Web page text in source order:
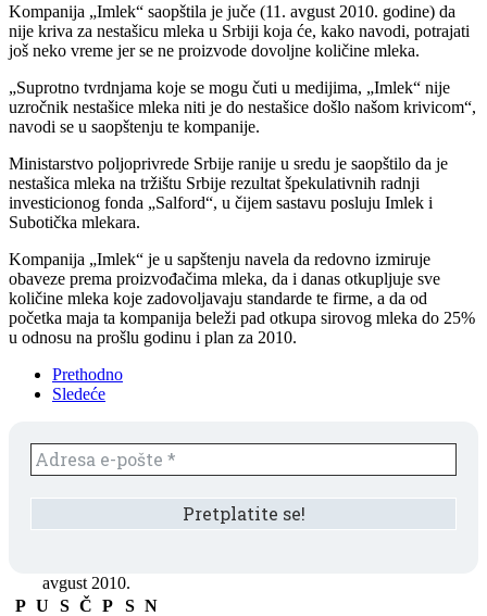
Kompanija „Imlek“ saopštila je juče (11. avgust 2010. godine) da
nije kriva za nestašicu mleka u Srbiji koja će, kako navodi, potrajati
još neko vreme jer se ne proizvode dovoljne količine mleka.
„Suprotno tvrdnjama koje se mogu čuti u medijima, „Imlek“ nije
uzročnik nestašice mleka niti je do nestašice došlo našom krivicom“,
navodi se u saopštenju te kompanije.
Ministarstvo poljoprivrede Srbije ranije u sredu je saopštilo da je
nestašica mleka na tržištu Srbije rezultat špekulativnih radnji
investicionog fonda „Salford“, u čijem sastavu posluju Imlek i
Subotička mlekara.
Kompanija „Imlek“ je u sapštenju navela da redovno izmiruje
obaveze prema proizvođačima mleka, da i danas otkupljuje sve
količine mleka koje zadovoljavaju standarde te firme, a da od
početka maja ta kompanija beleži pad otkupa sirovog mleka do 25%
u odnosu na prošlu godinu i plan za 2010.
Prethodno
Sledeće
avgust 2010.
P U S Č P S N